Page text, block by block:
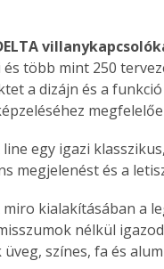
Old
új,
egyedi
vagy
Bárhol,
élve
az
áron, 0 Ft
több mint 250
a dizájn és a
line egy igazi
megjelenést és a
miro kialakításában a
nélkül
üveg, színes, fa és